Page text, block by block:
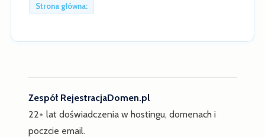
Strona główna:
Zespół RejestracjaDomen.pl
22+ lat doświadczenia w hostingu, domenach i
poczcie email.